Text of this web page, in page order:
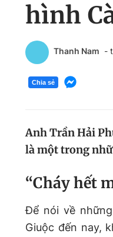
hình
Thanh Nam -
Chia sẻ
Anh Trần Hải
là một trong
“Cháy hết
Để nói về
Giuộc đến nay,